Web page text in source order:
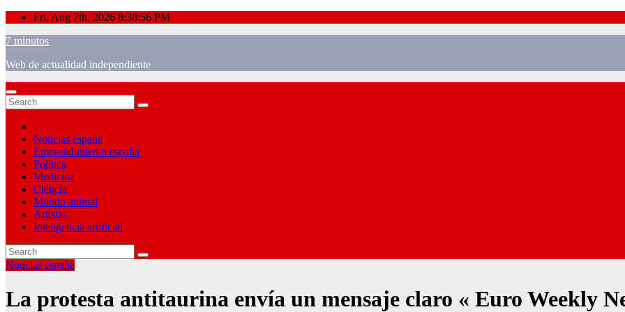
Skip
content
Fri. Aug 7th, 2026 8:38:56 PM
7 minutos
Web de actualidad independiente
Noticias españa
Emprendimiento españa
Política
Medicina
Ciéncia
Mundo animal
Artistas
Inteligencia artificial
Noticias españa
La protesta antitaurina envía un mensaje claro « Euro Weekly